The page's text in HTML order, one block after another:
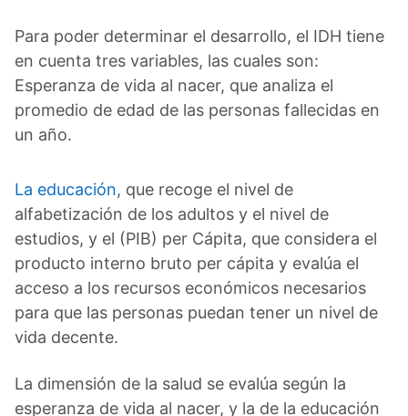
Para poder determinar el desarrollo, el IDH tiene
en cuenta tres variables, las cuales son:
Esperanza de vida al nacer, que analiza el
promedio de edad de las personas fallecidas en
un año.
La educación, que recoge el nivel de
alfabetización de los adultos y el nivel de
estudios, y el (PIB) per Cápita, que considera el
producto interno bruto per cápita y evalúa el
acceso a los recursos económicos necesarios
para que las personas puedan tener un nivel de
vida decente.
La dimensión de la salud se evalúa según la
esperanza de vida al nacer, y la de la educación